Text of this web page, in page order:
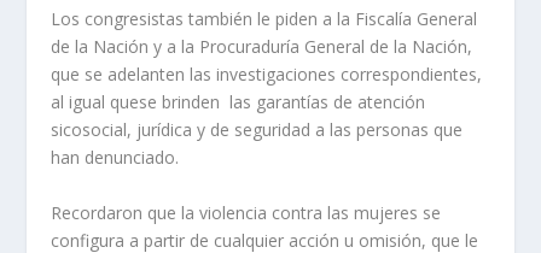
Los congresistas también le piden a la Fiscalía General
de la Nación y a la Procuraduría General de la Nación,
que se adelanten las investigaciones correspondientes,
al igual quese brinden las garantías de atención
sicosocial, jurídica y de seguridad a las personas que
han denunciado.
Recordaron que la violencia contra las mujeres se
configura a partir de cualquier acción u omisión, que le